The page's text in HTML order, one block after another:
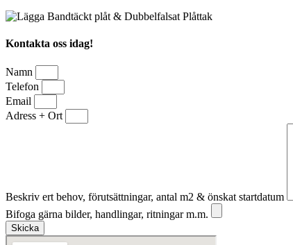
Kontakta oss idag!
Namn
Telefon
Email
Adress + Ort
Beskriv ert behov, förutsättningar, antal m2 & önskat startdatum
Bifoga gärna bilder, handlingar, ritningar m.m.
Skicka